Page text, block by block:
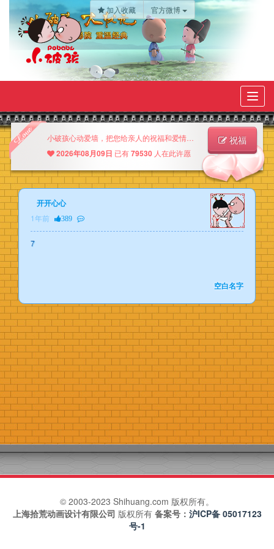
加入收藏 官方微博
小破孩心动爱墙，把您给亲人的祝福和爱情的许愿尽情的写在上面吧！
2026年08月09日 已有79530 人在此许愿
祝福
释放刷新
开开心心
1年前 389
7
空白名字
加载更多
© 2003-2023 Shihuang.com 版权所有。
上海拾荒动画设计有限公司 版权所有 备案号： 沪ICP备 05017123
号-1